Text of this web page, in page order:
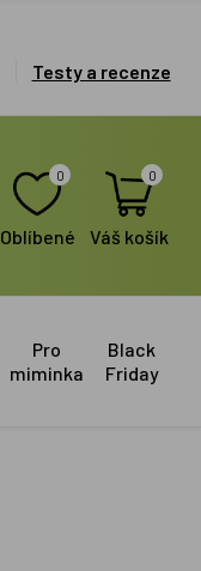
Testy a recenze
0
Oblíbené
0
Váš košík
Pro
miminka
Black
Friday